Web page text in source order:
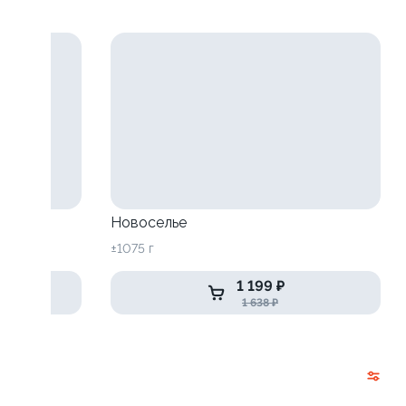
Новоселье
±1075 г
1 199 ₽
1 638 ₽